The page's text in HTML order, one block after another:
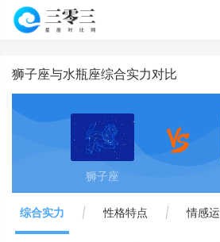
狮子座与水瓶座综合实力对比
狮子座
综合实力 | 性格特点 | 情感